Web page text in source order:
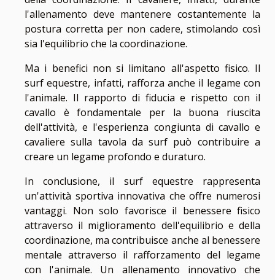
l'allenamento deve mantenere costantemente la
postura corretta per non cadere, stimolando così
sia l'equilibrio che la coordinazione.
Ma i benefici non si limitano all'aspetto fisico. Il
surf equestre, infatti, rafforza anche il legame con
l'animale. Il rapporto di fiducia e rispetto con il
cavallo è fondamentale per la buona riuscita
dell'attività, e l'esperienza congiunta di cavallo e
cavaliere sulla tavola da surf può contribuire a
creare un legame profondo e duraturo.
In conclusione, il surf equestre rappresenta
un'attività sportiva innovativa che offre numerosi
vantaggi. Non solo favorisce il benessere fisico
attraverso il miglioramento dell'equilibrio e della
coordinazione, ma contribuisce anche al benessere
mentale attraverso il rafforzamento del legame
con l'animale. Un allenamento innovativo che